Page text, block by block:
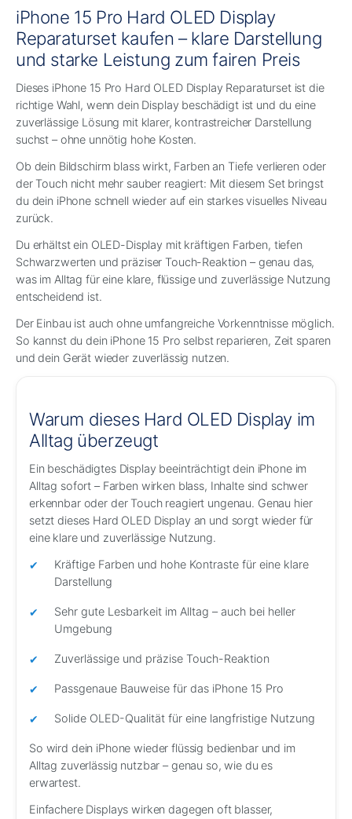
iPhone 15 Pro Hard OLED Display
Reparaturset kaufen – klare Darstellung
und starke Leistung zum fairen Preis
Dieses iPhone 15 Pro Hard OLED Display Reparaturset ist die
richtige Wahl, wenn dein Display beschädigt ist und du eine
zuverlässige Lösung mit klarer, kontrastreicher Darstellung
suchst – ohne unnötig hohe Kosten.
Ob dein Bildschirm blass wirkt, Farben an Tiefe verlieren oder
der Touch nicht mehr sauber reagiert: Mit diesem Set bringst
du dein iPhone schnell wieder auf ein starkes visuelles Niveau
zurück.
Du erhältst ein OLED-Display mit kräftigen Farben, tiefen
Schwarzwerten und präziser Touch-Reaktion – genau das,
was im Alltag für eine klare, flüssige und zuverlässige Nutzung
entscheidend ist.
Der Einbau ist auch ohne umfangreiche Vorkenntnisse möglich.
So kannst du dein iPhone 15 Pro selbst reparieren, Zeit sparen
und dein Gerät wieder zuverlässig nutzen.
Warum dieses Hard OLED Display im
Alltag überzeugt
Ein beschädigtes Display beeinträchtigt dein iPhone im
Alltag sofort – Farben wirken blass, Inhalte sind schwer
erkennbar oder der Touch reagiert ungenau. Genau hier
setzt dieses Hard OLED Display an und sorgt wieder für
eine klare und zuverlässige Nutzung.
Kräftige Farben und hohe Kontraste für eine klare
Darstellung
Sehr gute Lesbarkeit im Alltag – auch bei heller
Umgebung
Zuverlässige und präzise Touch-Reaktion
Passgenaue Bauweise für das iPhone 15 Pro
Solide OLED-Qualität für eine langfristige Nutzung
So wird dein iPhone wieder flüssig bedienbar und im
Alltag zuverlässig nutzbar – genau so, wie du es
erwartest.
Einfachere Displays wirken dagegen oft blasser,